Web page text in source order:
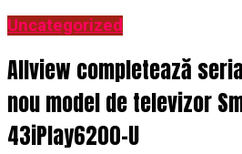
Uncategorized
Allview completează
nou model de televizor
43iPlay6200-U